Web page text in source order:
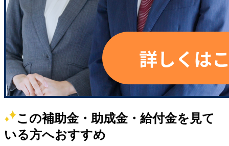
この補助金・助成金・給付金を見て
いる方へおすすめ